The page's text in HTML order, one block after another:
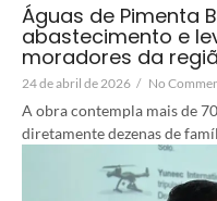
Águas de Pimenta
abastecimento e
moradores da
24 de abril de 2026 / No
A obra contempla mais de
diretamente dezenas de